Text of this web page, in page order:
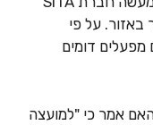
באזור. על פי
מפעלים דומים
אמר כי "למועצה